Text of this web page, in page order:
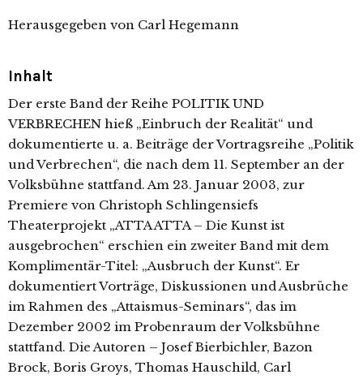
Herausgegeben von Carl Hegemann
Inhalt
Der erste Band der Reihe POLITIK UND
VERBRECHEN hieß „Einbruch der Realität“ und
dokumentierte u. a. Beiträge der Vortragsreihe „Politik
und Verbrechen“, die nach dem 11. September an der
Volksbühne stattfand. Am 23. Januar 2003, zur
Premiere von Christoph Schlingensiefs
Theaterprojekt „ATTA ATTA – Die Kunst ist
ausgebrochen“ erschien ein zweiter Band mit dem
Komplimentär-Titel: „Ausbruch der Kunst“. Er
dokumentiert Vorträge, Diskussionen und Ausbrüche
im Rahmen des „Attaismus-Seminars“, das im
Dezember 2002 im Probenraum der Volksbühne
stattfand. Die Autoren – Josef Bierbichler, Bazon
Brock, Boris Groys, Thomas Hauschild, Carl